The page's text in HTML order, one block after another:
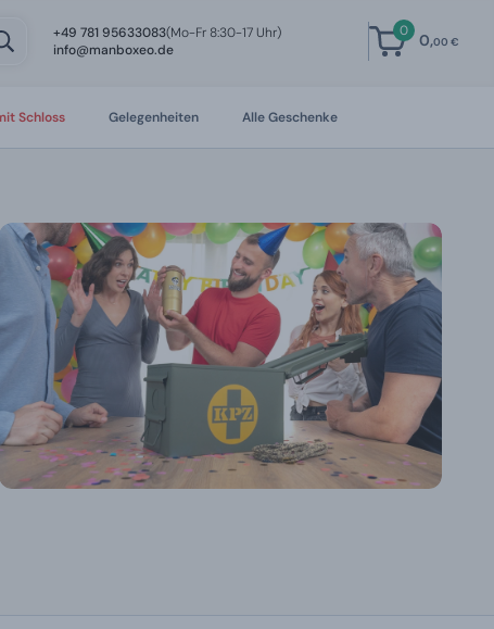
+49 781 95633083(Mo-Fr 8:30-17 Uhr)
info@manboxeo.de
0 0,00 €
Schloss Gelegenheiten Alle Geschenke